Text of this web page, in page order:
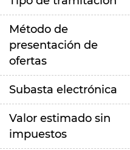
Método de
presentación de
ofertas
Subasta electrónica
Valor estimado sin
impuestos